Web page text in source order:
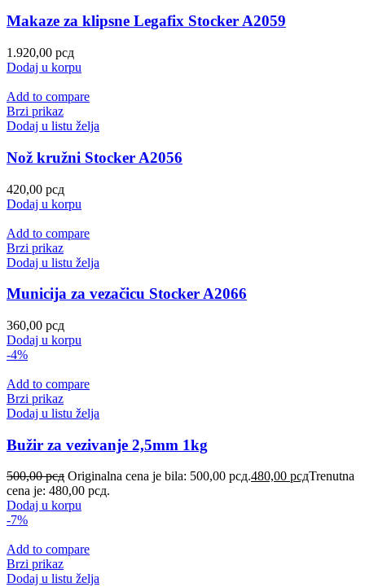
Makaze za klipsne Legafix Stocker A2059
1.920,00 рсд
Dodaj u korpu
Add to compare
Brzi prikaz
Dodaj u listu želja
Nož kružni Stocker A2056
420,00 рсд
Dodaj u korpu
Add to compare
Brzi prikaz
Dodaj u listu želja
Municija za vezačicu Stocker A2066
360,00 рсд
Dodaj u korpu
-4%
Add to compare
Brzi prikaz
Dodaj u listu želja
Bužir za vezivanje 2,5mm 1kg
500,00рсд Originalna cena je bila: 500,00 рсд.480,00 рсдTrenutna
cena je: 480,00 рсд.
Dodaj u korpu
-7%
Add to compare
Brzi prikaz
Dodaj u listu želja